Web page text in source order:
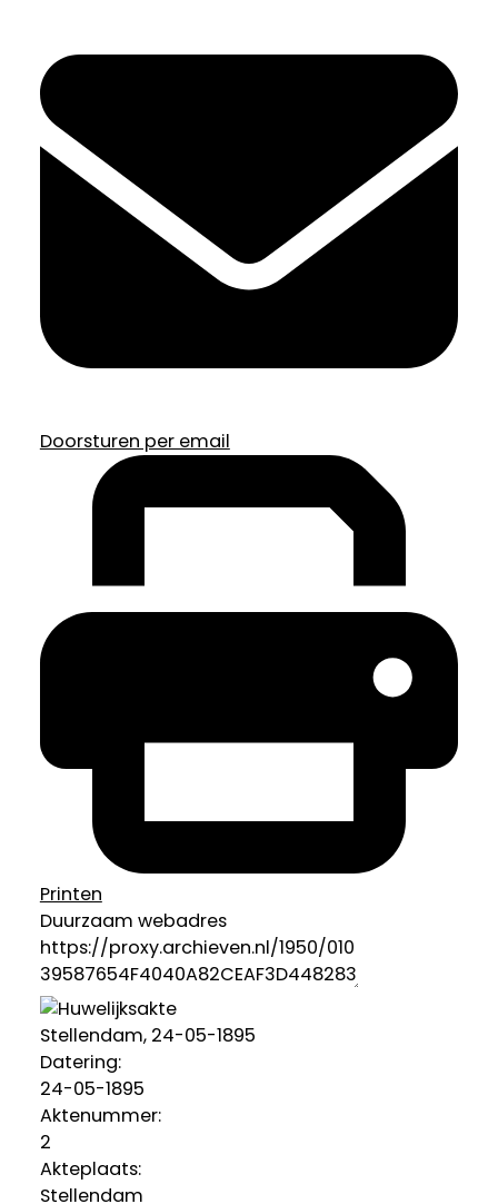
Doorsturen per email
Printen
Duurzaam webadres
Stellendam, 24-05-1895
Datering:
24-05-1895
Aktenummer:
2
Akteplaats:
Stellendam